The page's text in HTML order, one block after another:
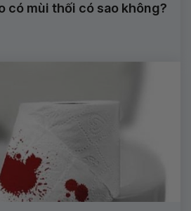
có mùi thối có sao không?